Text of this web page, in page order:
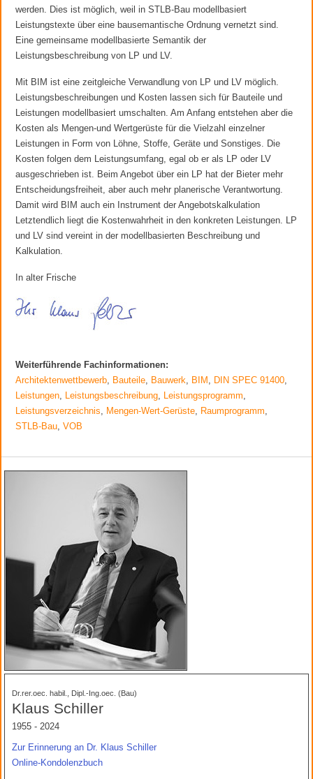
werden. Dies ist möglich, weil in STLB-Bau modellbasiert
Leistungstexte über eine bausemantische Ordnung vernetzt sind.
Eine gemeinsame modellbasierte Semantik der
Leistungsbeschreibung von LP und LV.
Mit BIM ist eine zeitgleiche Verwandlung von LP und LV möglich.
Leistungsbeschreibungen und Kosten lassen sich für Bauteile und
Leistungen modellbasiert umschalten. Am Anfang entstehen aber die
Kosten als Mengen-und Wertgerüste für die Vielzahl einzelner
Leistungen in Form von Löhne, Stoffe, Geräte und Sonstiges. Die
Kosten folgen dem Leistungsumfang, egal ob er als LP oder LV
ausgeschrieben ist. Beim Angebot über ein LP hat der Bieter mehr
Entscheidungsfreiheit, aber auch mehr planerische Verantwortung.
Damit wird BIM auch ein Instrument der Angebotskalkulation
Letztendlich liegt die Kostenwahrheit in den konkreten Leistungen. LP
und LV sind vereint in der modellbasierten Beschreibung und
Kalkulation.
In alter Frische
Weiterführende Fachinformationen:
Architektenwettbewerb, Bauteile, Bauwerk, BIM , DIN SPEC 91400,
Leistungen, Leistungsbeschreibung, Leistungsprogramm,
Leistungsverzeichnis, Mengen-Wert-Gerüste, Raumprogramm,
STLB-Bau, VOB
Dr.rer.oec. habil., Dipl.-Ing.oec. (Bau)
Klaus Schiller
1955 - 2024
Zur Erinnerung an Dr. Klaus Schiller
Online-Kondolenzbuch